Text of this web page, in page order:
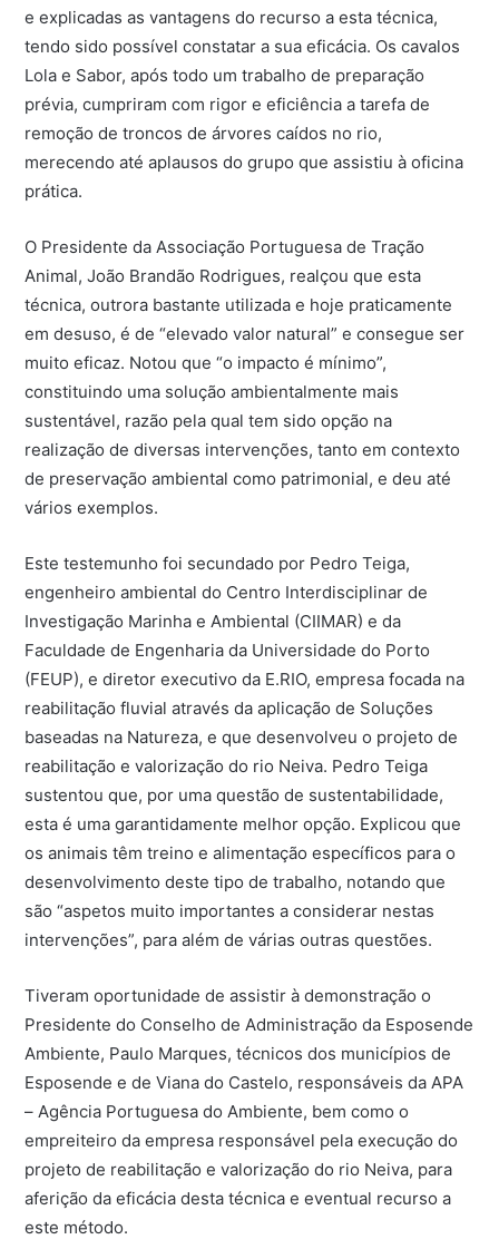
e explicadas as vantagens do recurso a esta técnica,
tendo sido possível constatar a sua eficácia. Os cavalos
Lola e Sabor, após todo um trabalho de preparação
prévia, cumpriram com rigor e eficiência a tarefa de
remoção de troncos de árvores caídos no rio,
merecendo até aplausos do grupo que assistiu à oficina
prática.
O Presidente da Associação Portuguesa de Tração
Animal, João Brandão Rodrigues, realçou que esta
técnica, outrora bastante utilizada e hoje praticamente
em desuso, é de “elevado valor natural” e consegue ser
muito eficaz. Notou que “o impacto é mínimo”,
constituindo uma solução ambientalmente mais
sustentável, razão pela qual tem sido opção na
realização de diversas intervenções, tanto em contexto
de preservação ambiental como patrimonial, e deu até
vários exemplos.
Este testemunho foi secundado por Pedro Teiga,
engenheiro ambiental do Centro Interdisciplinar de
Investigação Marinha e Ambiental (CIIMAR) e da
Faculdade de Engenharia da Universidade do Porto
(FEUP), e diretor executivo da E.RIO, empresa focada na
reabilitação fluvial através da aplicação de Soluções
baseadas na Natureza, e que desenvolveu o projeto de
reabilitação e valorização do rio Neiva. Pedro Teiga
sustentou que, por uma questão de sustentabilidade,
esta é uma garantidamente melhor opção. Explicou que
os animais têm treino e alimentação específicos para o
desenvolvimento deste tipo de trabalho, notando que
são “aspetos muito importantes a considerar nestas
intervenções”, para além de várias outras questões.
Tiveram oportunidade de assistir à demonstração o
Presidente do Conselho de Administração da Esposende
Ambiente, Paulo Marques, técnicos dos municípios de
Esposende e de Viana do Castelo, responsáveis da APA
– Agência Portuguesa do Ambiente, bem como o
empreiteiro da empresa responsável pela execução do
projeto de reabilitação e valorização do rio Neiva, para
aferição da eficácia desta técnica e eventual recurso a
este método.